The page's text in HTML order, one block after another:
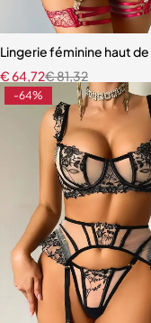
Lingerie féminine haut
€81,32
€64,72
-64%